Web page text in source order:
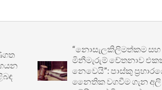
“නොසැලකිලිමත්කම සහ
මිනීමැරුම් චේතනාව එකක්
නෙවෙයි”: පාස්කු ප්‍රහාරයේ
නෛතික වගවීම ගැන අලි